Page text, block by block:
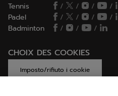
Tennis / / /
/
Padel
/ / /
/
Badminton
/ / /
CHOIX DES COOKIES
Imposto/rifiuto i cookie